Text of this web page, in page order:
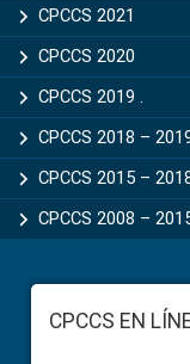
CPCCS 2021
CPCCS 2020
CPCCS 2019 .
CPCCS 2018 –
CPCCS 2015 –
CPCCS 2008 –
Footer
CPCCS EN